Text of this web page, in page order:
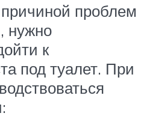
проблем
нужно
к
под туалет. При